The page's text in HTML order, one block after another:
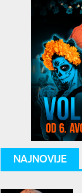
NAJNOVIJE